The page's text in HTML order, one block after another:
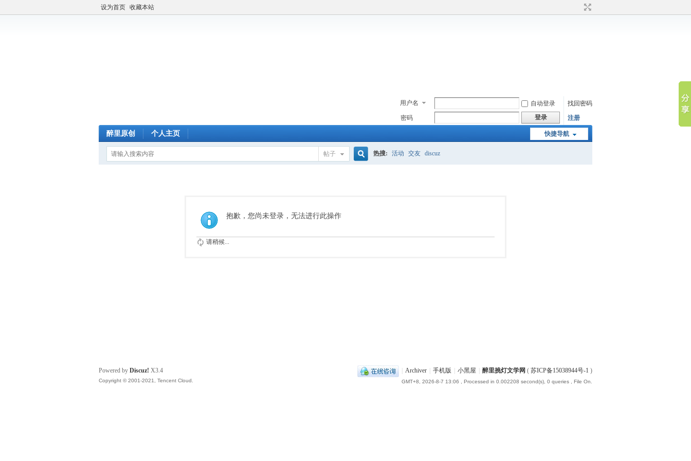
设为首页 收藏本站
用户名 自动登录
找回密码
密码
登录 注册
快捷导航
醉里原创 个人主页
帖子 热搜: 活动 交友 discuz
抱歉，您尚未登录，无法进行此操作
请稍候...
Archiver 手机版 小黑屋 醉里挑灯文学网 ( 苏ICP备15038944号-1 )
GMT+8, 2026-8-7 13:06 , Processed in 0.002208 second(s), 0 queries , File On.
Powered by Discuz! X3.4
Copyright © 2001-2021, Tencent Cloud.